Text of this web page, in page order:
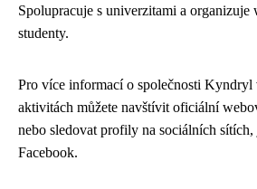
Spolupracuje s univerzitami a organizuje
studenty.
Pro více informací o společnosti Kyndryl
aktivitách můžete navštívit oficiální
nebo sledovat profily na sociálních
Facebook.